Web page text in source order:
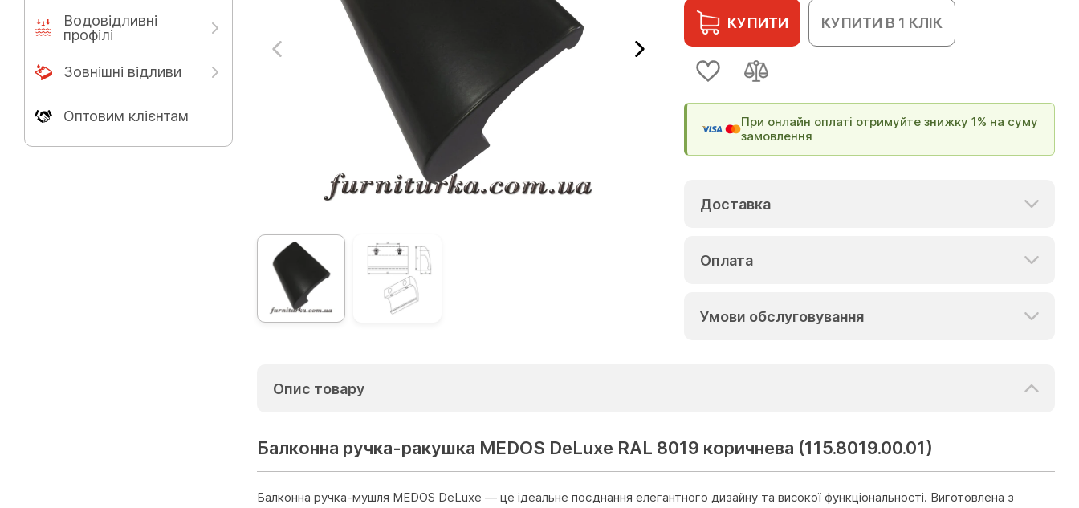
Водовідливні
профілі
Зовнішні відливи
Оптовим клієнтам
КУПИТИ КУПИТИ В 1 КЛІК
При онлайн оплаті отримуйте знижку 1% на суму
замовлення
Доставка
Оплата
Умови обслуговування
Опис товару
Балконна ручка-ракушка MEDOS DeLuxe RAL 8019 коричнева (115.8019.00.01)
Балконна ручка-мушля MEDOS DeLuxe — це ідеальне поєднання елегантного дизайну та високої функціональності. Виготовлена з